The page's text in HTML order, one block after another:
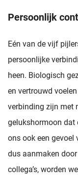
Persoonlijk
Eén van de vijf
persoonlijke
heen. Biologisch
en vertrouwd
verbinding zijn met
gelukshormoon dat
ons ook een gevoel
dus aanmaken
collega’s, worden